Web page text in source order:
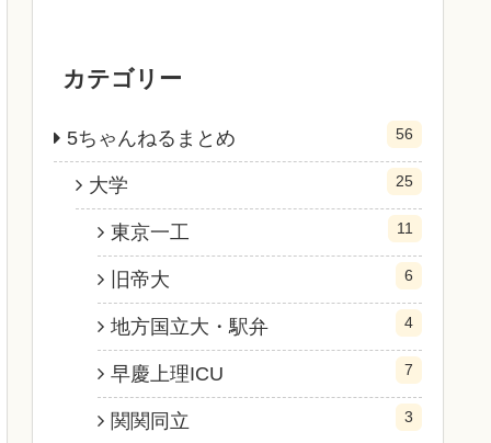
カテゴリー
5ちゃんねるまとめ 56
大学 25
東京一工 11
旧帝大 6
地方国立大・駅弁 4
早慶上理ICU 7
関関同立 3